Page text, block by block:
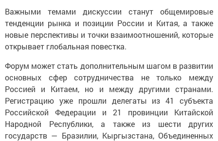
Важными темами дискуссии станут общемировые
тенденции рынка и позиции России и Китая, а также
новые перспективы и точки взаимоотношений, которые
открывает глобальная повестка.
Форум может стать дополнительным шагом в развитии
основных сфер сотрудничества не только между
Россией и Китаем, но и между другими странами.
Регистрацию уже прошли делегаты из 41 субъекта
Российской Федерации и 21 провинции Китайской
Народной Республики, а также из шести других
государств — Бразилии, Кыргызстана, Объединенных